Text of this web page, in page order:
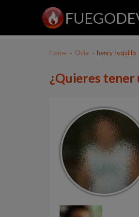
Home Chile henry_loquillo
¿Quieres tener